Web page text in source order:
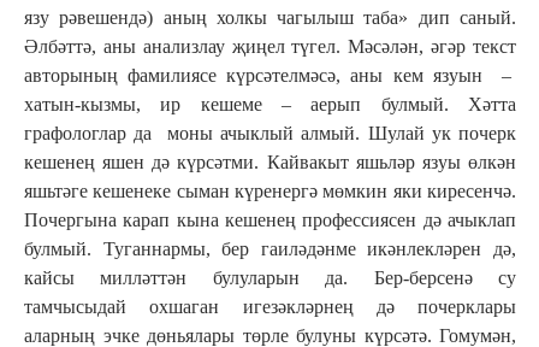
язу рәвешендә) аның холкы чагылыш таба» дип саный.
Әлбәттә, аны анализлау җиңел түгел. Мәсәлән, әгәр текст
авторының фамилиясе күрсәтелмәсә, аны кем язуын –
хатын-кызмы, ир кешеме – аерып булмый. Хәтта
графологлар да моны ачыклый алмый. Шулай ук почерк
кешенең яшен дә күрсәтми. Кайвакыт яшьләр язуы өлкән
яшьтәге кешенеке сыман күренергә мөмкин яки киресенчә.
Почергына карап кына кешенең профессиясен дә ачыклап
булмый. Туганнармы, бер гаиләдәнме икәнлекләрен дә,
кайсы милләттән булуларын да. Бер-берсенә су
тамчысыдай охшаган игезәкләрнең дә почерклары
аларның эчке дөньялары төрле булуны күрсәтә. Гомумән,